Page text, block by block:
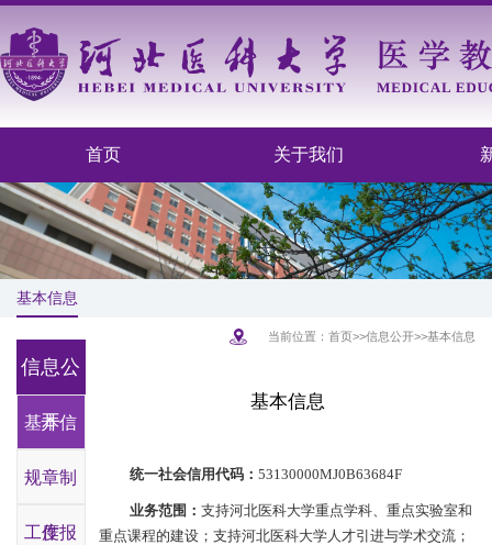
首页 关于我们
基本信息
当前位置： 首页>>信息公开>>基本信息
信息公
开
基本信
息
规章制
度
工作报
基本信息
统一社会信用代码：53130000MJ0B63684F
业务范围：支持河北医科大学重点学科、重点实验室和
重点课程的建设；支持河北医科大学人才引进与学术交流；